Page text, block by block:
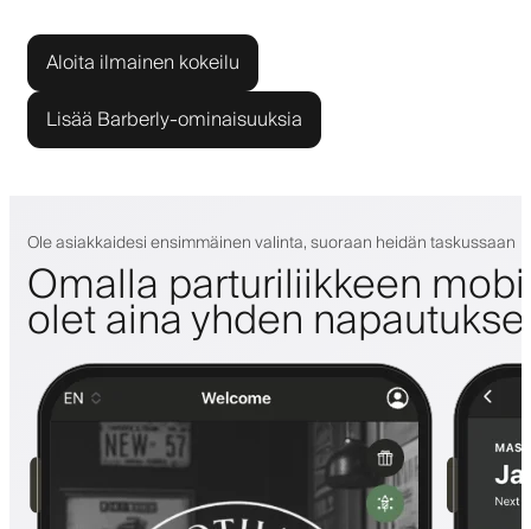
Aloita ilmainen kokeilu
Lisää Barberly-ominaisuuksia
Ole asiakkaidesi ensimmäinen valinta, suoraan heidän taskussaan
Omalla parturiliikkeen
olet aina yhden